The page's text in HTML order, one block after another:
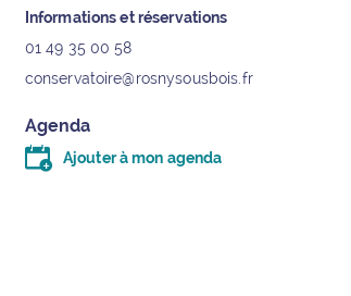
Informations et réservations
01 49 35 00 58
conservatoire@rosnysousbois.fr
Agenda
Ajouter à mon agenda
Télécharger le fichier .ics (moins d’un kilo-